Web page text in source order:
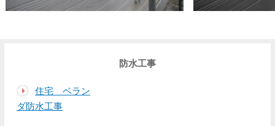
防水工事
住宅 ベラン
ダ防水工事